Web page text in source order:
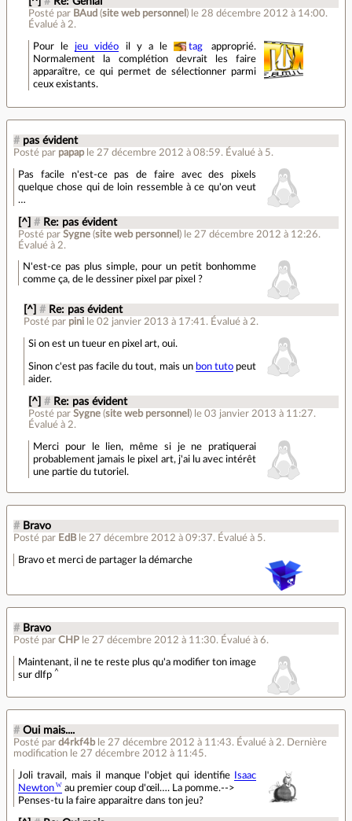
Posté par BAud (site web personnel ) le 28 décembre 2012 à 14:00.
Évalué à2.
Pour le jeu vidéo il y a le tag
approprié.
Normalement la complétion devrait les faire
apparaître, ce qui permet de sélectionner parmi
ceux existants.
# pas évident
Posté par papap le 27 décembre 2012 à 08:59. Évalué à 5.
Pas facile n'est-ce pas de faire avec des pixels
quelque chose qui de loin ressemble à ce qu'on veut
…
[^] # Re: pas évident
Posté parSygne (site web personnel ) le 27 décembre 2012 à 12:26.
Évalué à 2.
N'est-ce pas plus simple, pour un petit bonhomme
comme ça, de le dessiner pixel par pixel ?
[^] # Re: pas évident
Posté par pini le 02 janvier 2013 à 17:41.Évalué à 2.
Si on est un tueur en pixel art, oui.
Sinon c'est pas facile du tout, mais un bon tutopeut
aider.
[^] # Re: pas évident
Posté parSygne (site web personnel ) le 03 janvier 2013 à 11:27.
Évalué à 2.
Merci pour le lien, même si je ne pratiquerai
probablement jamais le pixel art, j'ai lu avec intérêt
une partie du tutoriel.
# Bravo
Posté par EdB le 27 décembre 2012 à 09:37. Évalué à 5.
Bravo et merci de partager la démarche
# Bravo
Posté par CHP le 27 décembre 2012 à 11:30. Évalué à 6.
Maintenant, il ne te reste plus qu'a modifier ton image
sur dlfp ^
# Oui mais....
Posté par d4rkf4b le 27 décembre 2012 à 11:43. Évalué à 2. Dernière
modification le 27 décembre 2012 à 11:45.
Joli travail, mais il manque l'objet qui identifie
Isaac
Newton
au premier coup d'œil…. La pomme.-->
Penses-tu la faire apparaitre dans ton jeu?